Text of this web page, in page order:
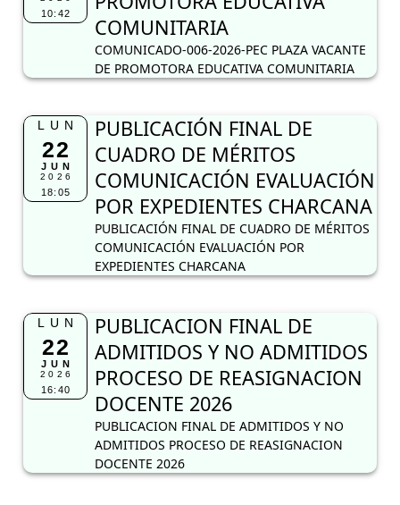
10:42
COMUNITARIA
COMUNICADO-006-2026-PEC PLAZA VACANTE
DE PROMOTORA EDUCATIVA COMUNITARIA
LUN
22
JUN
2026
18:05
PUBLICACIÓN FINAL DE
CUADRO DE MÉRITOS
COMUNICACIÓN EVALUACIÓN
POR EXPEDIENTES CHARCANA
PUBLICACIÓN FINAL DE CUADRO DE MÉRITOS
COMUNICACIÓN EVALUACIÓN POR
EXPEDIENTES CHARCANA
LUN
22
JUN
2026
16:40
PUBLICACION FINAL DE
ADMITIDOS Y NO ADMITIDOS
PROCESO DE REASIGNACION
DOCENTE 2026
PUBLICACION FINAL DE ADMITIDOS Y NO
ADMITIDOS PROCESO DE REASIGNACION
DOCENTE 2026